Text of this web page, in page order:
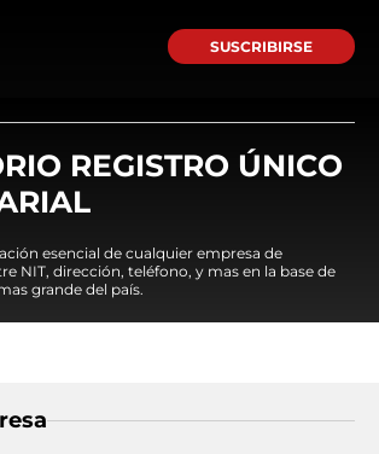
SUSCRIBIRSE
REGISTRO ÚNICO
esencial de cualquier empresa de
NIT, dirección, teléfono, y mas en la base de
grande del país.